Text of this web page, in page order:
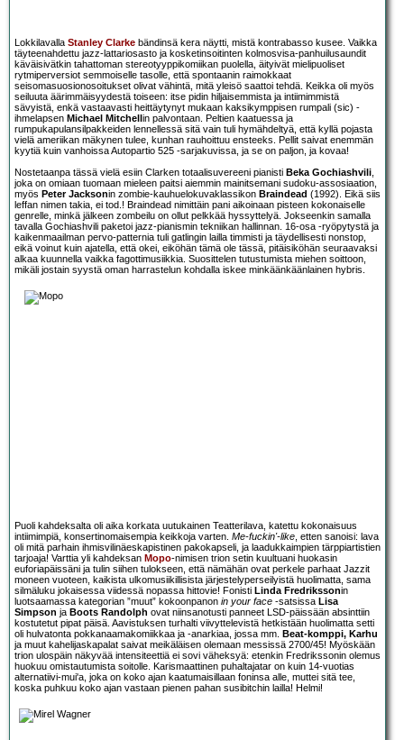
Lokkilavalla Stanley Clarke bändinsä kera näytti, mistä kontrabasso kusee. Vaikka
täyteenahdettu jazz-lattariosasto ja kosketinsoitinten kolmosvisa-panhuilusaundit
käväisivätkin tahattoman stereotyyppikomiikan puolella, äityivät mielipuoliset
rytmiperversiot semmoiselle tasolle, että spontaanin raimokkaat
seisomasuosionosoitukset olivat vähintä, mitä yleisö saattoi tehdä. Keikka oli myös
seiluuta äärimmäisyydestä toiseen: itse pidin hiljaisemmista ja intiimimmistä
sävyistä, enkä vastaavasti heittäytynyt mukaan kaksikymppisen rumpali (sic) -
ihmelapsen Michael Mitchell in palvontaan. Peltien kaatuessa ja
rumpukapulansilpakkeiden lennellessä sitä vain tuli hymähdeltyä, että kyllä pojasta
vielä ameriikan mäkynen tulee, kunhan rauhoittuu ensteeks. Pellit saivat enemmän
kyytiä kuin vanhoissa Autopartio 525 -sarjakuvissa, ja se on paljon, ja kovaa!
Nostetaanpa tässä vielä esiin Clarken totaalisuvereeni pianisti Beka Gochiashvili,
joka on omiaan tuomaan mieleen paitsi aiemmin mainitsemani sudoku-assosiaation,
myös Peter Jacksonin zombie-kauhuelokuvaklassikon Braindead (1992). Eikä siis
leffan nimen takia, ei tod.! Braindead nimittäin pani aikoinaan pisteen kokonaiselle
genrelle, minkä jälkeen zombeilu on ollut pelkkää hyssyttelyä. Jokseenkin samalla
tavalla Gochiashvili paketoi jazz-pianismin tekniikan hallinnan. 16-osa -ryöpytystä ja
kaikenmaailman pervo-patternia tuli gatlingin lailla timmisti ja täydellisesti nonstop,
eikä voinut kuin ajatella, että okei, eiköhän tämä ole tässä, pitäisiköhän seuraavaksi
alkaa kuunnella vaikka fagottimusiikkia. Suosittelen tutustumista miehen soittoon,
mikäli jostain syystä oman harrastelun kohdalla iskee minkäänkäänlainen hybris.
Puoli kahdeksalta oli aika korkata uutukainen Teatterilava, katettu kokonaisuus
intiimimpiä, konsertinomaisempia keikkoja varten. Me-fuckin'-like, etten sanoisi: lava
oli mitä parhain ihmisvilinäeskapistinen pakokapseli, ja laadukkaimpien tärppiartistien
tarjoaja! Varttia yli kahdeksan Mopo-nimisen trion setin kuultuani huokasin
euforiapäissäni ja tulin siihen tulokseen, että nämähän ovat perkele parhaat Jazzit
moneen vuoteen, kaikista ulkomusiikillisista järjestelyperseilyistä huolimatta, sama
silmäluku jokaisessa viidessä nopassa hittovie! Fonisti Linda Fredrikssonin
luotsaamassa kategorian ”muut” kokoonpanon in your face -satsissa Lisa
Simpson ja Boots Randolph ovat niinsanotusti panneet LSD-päissään absinttiin
kostutetut pipat päisä. Aavistuksen turhalti viivyttelevistä hetkistään huolimatta setti
oli hulvatonta pokkanaamakomiikkaa ja -anarkiaa, jossa mm. Beat-komppi, Karhu
ja muut kahelijaskapalat saivat meikäläisen olemaan messissä 2700/45! Myöskään
trion ulospäin näkyvää intensiteettiä ei sovi väheksyä: etenkin Fredrikssonin olemus
huokuu omistautumista soitolle. Karismaattinen puhaltajatar on kuin 14-vuotias
alternatiivi-mui'a, joka on koko ajan kaatumaisillaan foninsa alle, muttei sitä tee,
koska puhkuu koko ajan vastaan pienen pahan susibitchin lailla! Helmi!